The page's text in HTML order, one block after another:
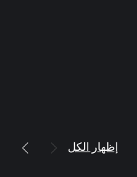
إظهار الكل